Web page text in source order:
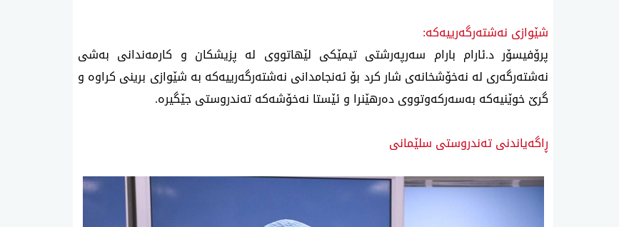
شێوازی نەشتەرگەرییەكە:
پرۆفیسۆر د.ئارام بارام سەرپەرشتی تیمێكی لێهاتووی لە پزیشكان و كارمەندانی بەشی
نەشتەرگەری لە نەخۆشخانەی شار كرد بۆ ئەنجامدانی نەشتەرگەرییەكە بە شێوازی برینی كراوە و
گرێ خوێنیەكە بەسەركەوتووی دەرهێنرا و ئێستا نەخۆشەكە تەندروستی جێگیرە.
ڕاگەیاندنی تەندروستی سلێمانی